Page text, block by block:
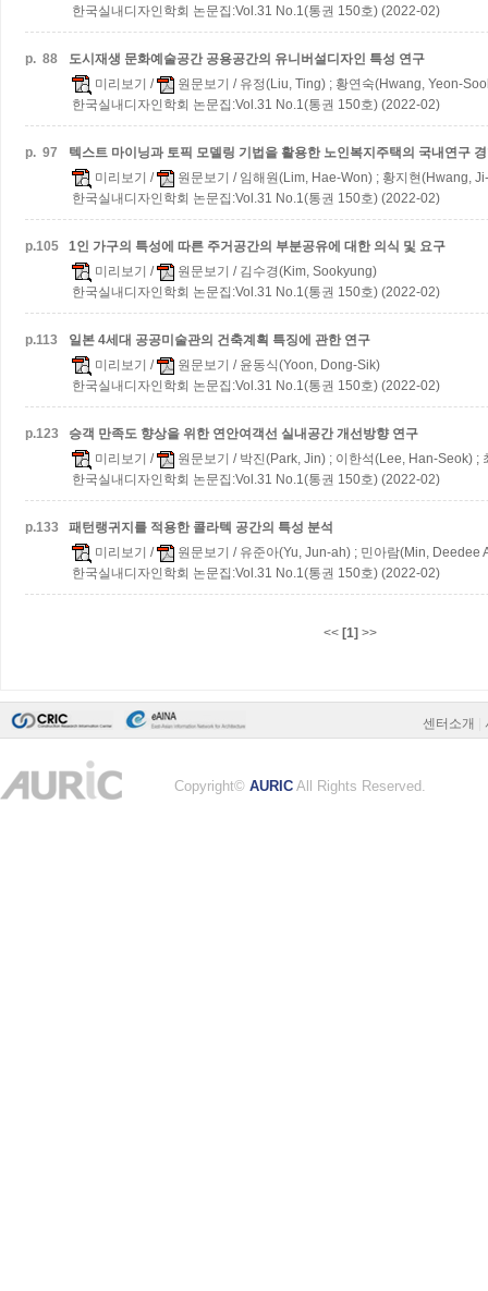
한국실내디자인학회 논문집:Vol.31 No.1(통권 150호) (2022-02)
p. 88
도시재생 문화예술공간 공용공간의 유니버설디자인 특성 연구
미리보기 / 원문보기 / 유정(Liu, Ting) ; 황연숙(Hwang, Yeon-
한국실내디자인학회 논문집:Vol.31 No.1(통권 150호) (2022-02)
p. 97
텍스트 마이닝과 토픽 모델링 기법을 활용한 노인복지주택의 국내연구
미리보기 / 원문보기 / 임해원(Lim, Hae-Won) ; 황지현(Hwang,
한국실내디자인학회 논문집:Vol.31 No.1(통권 150호) (2022-02)
p.105
1인 가구의 특성에 따른 주거공간의 부분공유에 대한 의식 및 요구
미리보기 / 원문보기 / 김수경(Kim, Sookyung)
한국실내디자인학회 논문집:Vol.31 No.1(통권 150호) (2022-02)
p.113
일본 4세대 공공미술관의 건축계획 특징에 관한 연구
미리보기 / 원문보기 / 윤동식(Yoon, Dong-Sik)
한국실내디자인학회 논문집:Vol.31 No.1(통권 150호) (2022-02)
p.123
승객 만족도 향상을 위한 연안여객선 실내공간 개선방향 연구
미리보기 / 원문보기 / 박진(Park, Jin) ; 이한석(Lee, Han-Seok) ;
한국실내디자인학회 논문집:Vol.31 No.1(통권 150호) (2022-02)
p.133
패턴랭귀지를 적용한 콜라텍 공간의 특성 분석
미리보기 / 원문보기 / 유준아(Yu, Jun-ah) ; 민아람(Min, Deedee
한국실내디자인학회 논문집:Vol.31 No.1(통권 150호) (2022-02)
<< [1] >>
센터소개
Copyright© AURIC All Rights Reserved.